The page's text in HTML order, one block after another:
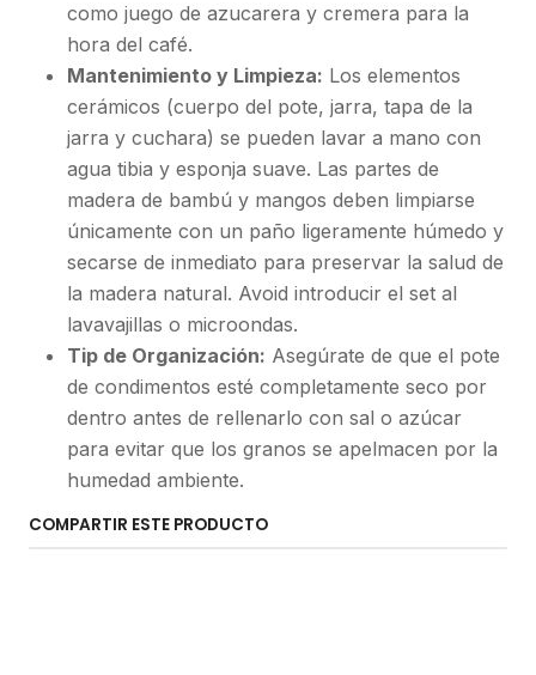
como juego de azucarera y cremera para la
hora del café.
Mantenimiento y Limpieza: Los elementos
cerámicos (cuerpo del pote, jarra, tapa de la
jarra y cuchara) se pueden lavar a mano con
agua tibia y esponja suave. Las partes de
madera de bambú y mangos deben limpiarse
únicamente con un paño ligeramente húmedo y
secarse de inmediato para preservar la salud de
la madera natural. Avoid introducir el set al
lavavajillas o microondas.
Tip de Organización: Asegúrate de que el pote
de condimentos esté completamente seco por
dentro antes de rellenarlo con sal o azúcar
para evitar que los granos se apelmacen por la
humedad ambiente.
COMPARTIR ESTE PRODUCTO